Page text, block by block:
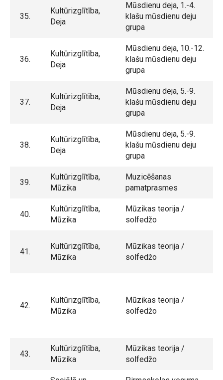
35.
Kultūrizglītība,
Deja
Mūsdienu deja, 1.-4.
klašu mūsdienu deju
grupa
36.
Kultūrizglītība,
Deja
Mūsdienu deja, 10.-12.
klašu mūsdienu deju
grupa
37.
Kultūrizglītība,
Deja
Mūsdienu deja, 5.-9.
klašu mūsdienu deju
grupa
38.
Kultūrizglītība,
Deja
Mūsdienu deja, 5.-9.
klašu mūsdienu deju
grupa
39.
Kultūrizglītība,
Mūzika
Muzicēšanas
pamatprasmes
40.
Kultūrizglītība,
Mūzika
Mūzikas teorija /
solfedžo
41.
Kultūrizglītība,
Mūzika
Mūzikas teorija /
solfedžo
42.
Kultūrizglītība,
Mūzika
Mūzikas teorija /
solfedžo
43.
Kultūrizglītība,
Mūzika
Mūzikas teorija /
solfedžo